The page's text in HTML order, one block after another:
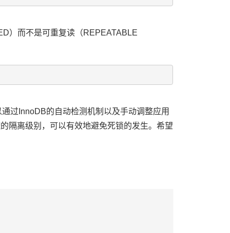
）而不是可重复读（REPEATABLE
过InnoDB的自动检测机制以及手动调整应用
隔离级别，可以有效地避免死锁的发生。希望